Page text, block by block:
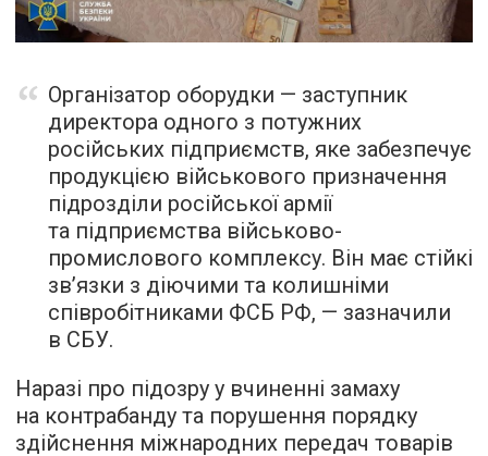
Організатор оборудки — заступник
директора одного з потужних
російських підприємств, яке забезпечує
продукцією військового призначення
підрозділи російської армії
та підприємства військово-
промислового комплексу. Він має стійкі
зв’язки з діючими та колишніми
співробітниками ФСБ РФ, — зазначили
в СБУ.
Наразі про підозру у вчиненні замаху
на контрабанду та порушення порядку
здійснення міжнародних передач товарів